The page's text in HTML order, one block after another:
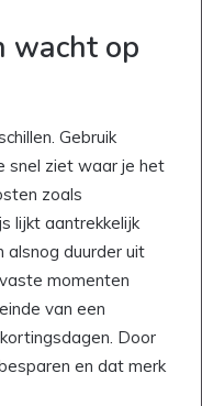
wacht op
Gebruik
snel ziet waar je het
zoals
lijkt aantrekkelijk
duurder uit
momenten
van een
Door
en dat merk